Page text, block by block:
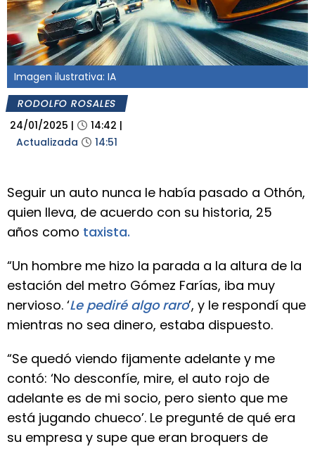
Imagen ilustrativa: IA
RODOLFO ROSALES
24/01/2025 | 14:42 |
Actualizada
14:51
Seguir un auto nunca le había pasado a Othón,
quien lleva, de acuerdo con su historia, 25
años como taxista.
“Un hombre me hizo la parada a la altura de la
estación del metro Gómez Farías, iba muy
nervioso. ‘Le pediré algo raro’, y le respondí que
mientras no sea dinero, estaba dispuesto.
“Se quedó viendo fijamente adelante y me
contó: ‘No desconfíe, mire, el auto rojo de
adelante es de mi socio, pero siento que me
está jugando chueco’. Le pregunté de qué era
su empresa y supe que eran broquers de